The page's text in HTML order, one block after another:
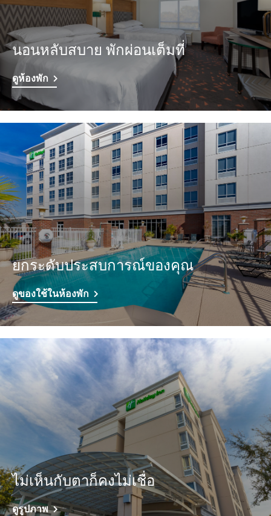
นอนหลับสบาย พักผ่อนเต็มที่
ดูห้องพัก
ยกระดับประสบการณ์ของคุณ
ดูของใช้ในห้องพัก
ไม่เห็นกับตาก็คงไม่เชื่อ
ดูรูปภาพ